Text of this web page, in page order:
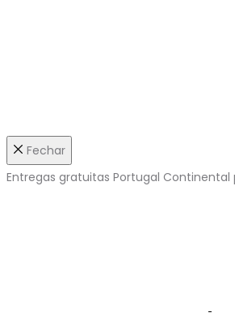
Fechar
Entregas gratuitas Portugal